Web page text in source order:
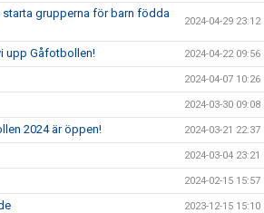
starta grupperna för barn födda
2024-04-29 23:12
upp Gåfotbollen! 2024-04-22 09:56
2024-04-07 10:26
2024-03-30 09:08
2024 är öppen! 2024-03-21 22:37
2024-03-04 23:21
2024-02-15 15:57
2023-12-15 15:10